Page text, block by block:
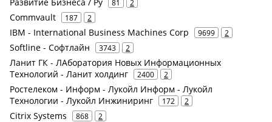
81 2
Commvault 187 2
IBM - International Business Machines Corp 9699 2
Softline - Софтлайн 3743 2
Ланит ГК - ЛАборатория Новых Информационных
Технологий - Ланит холдинг
2400 2
Ростелеком - Информ - Лукойл Информ - Лукойл
Технологии - Лукойл Инжиниринг
172 2
Citrix Systems 868 2